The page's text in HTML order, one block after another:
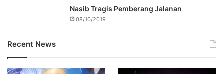
Nasib Tragis Pemberang Jalanan
08/10/2019
Recent News